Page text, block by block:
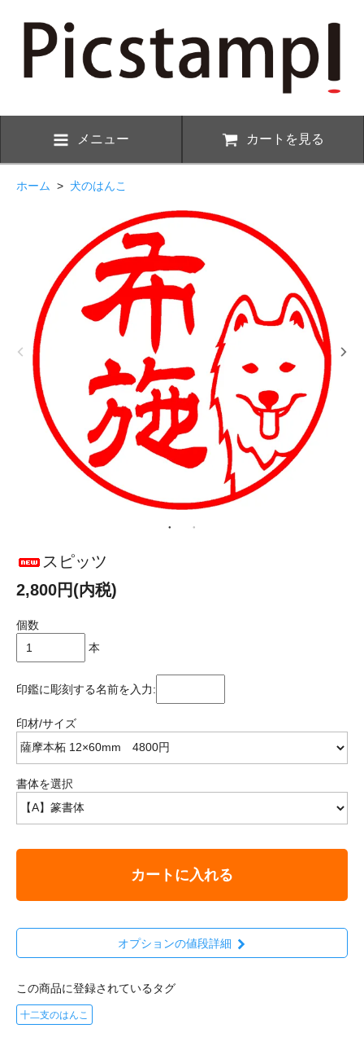
メニュー カートを見る
ホーム > 犬のはんこ
スピッツ
2,800円(内税)
個数
本
印鑑に彫刻する名前を入力:
印材/サイズ
書体を選択
カートに入れる
オプションの値段詳細
この商品に登録されているタグ
十二支のはんこ